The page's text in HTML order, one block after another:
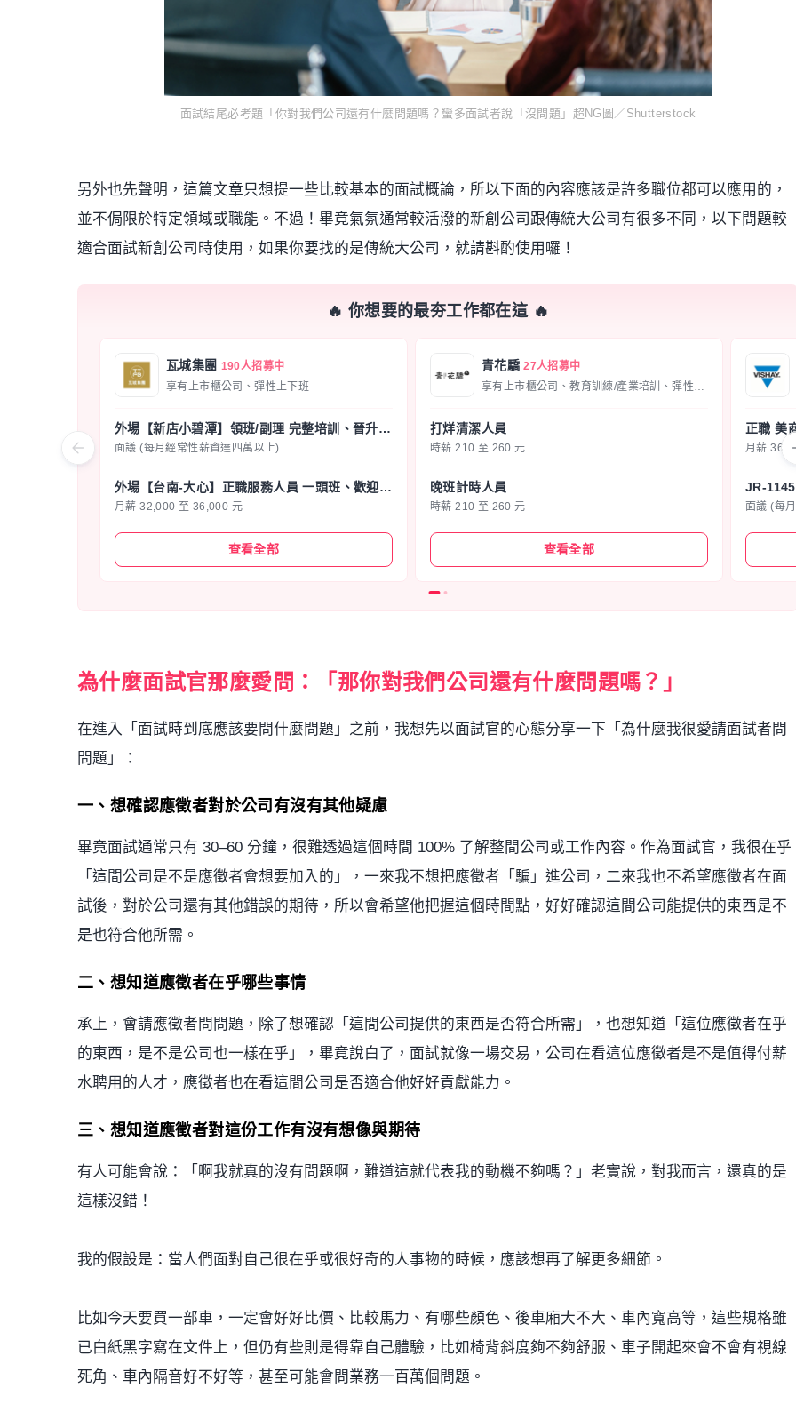
面試結尾必考題「你對我們公司還有什麼問題嗎？蠻多面試者說「沒問題」超NG圖／Shutterstock
另外也先聲明，這篇文章只想提一些比較基本的面試概論，所以下面的內容應該是許多職位都可以應用的，
並不侷限於特定領域或職能。不過！畢竟氣氛通常較活潑的新創公司跟傳統大公司有很多不同，以下問題較
適合面試新創公司時使用，如果你要找的是傳統大公司，就請斟酌使用囉！
🔥 你想要的最夯工作都在這 🔥
瓦城集團 190人招募中
享有上市櫃公司、彈性上下班
外場【新店小碧潭】領班/副理 完整培訓、晉升透明 – 瓦城集團★新展店
面議 (每月經常性薪資達四萬以上)
外場【台南-大心】正職服務人員 一頭班、歡迎新鮮人、二度就業
月薪 32,000 至 36,000 元
查看全部
青花驕 27人招募中
享有上市櫃公司、教育訓練/產業培訓、彈性上下班
打烊清潔人員
時薪 210 至 260 元
晚班計時人員
時薪 210 至 260 元
查看全部
正職 美
月薪
面議 (每
為什麼面試官那麼愛問：「那你對我們公司還有什麼問題嗎？」
在進入「面試時到底應該要問什麼問題」之前，我想先以面試官的心態分享一下「為什麼我很愛請面試者問
問題」：
一、想確認應徵者對於公司有沒有其他疑慮
畢竟面試通常只有 30–60 分鐘，很難透過這個時間 100% 了解整間公司或工作內容。作為面試官，我很在乎
「這間公司是不是應徵者會想要加入的」，一來我不想把應徵者「騙」進公司，二來我也不希望應徵者在面
試後，對於公司還有其他錯誤的期待，所以會希望他把握這個時間點，好好確認這間公司能提供的東西是不
是也符合他所需。
二、想知道應徵者在乎哪些事情
承上，會請應徵者問問題，除了想確認「這間公司提供的東西是否符合所需」，也想知道「這位應徵者在乎
的東西，是不是公司也一樣在乎」，畢竟說白了，面試就像一場交易，公司在看這位應徵者是不是值得付薪
水聘用的人才，應徵者也在看這間公司是否適合他好好貢獻能力。
三、想知道應徵者對這份工作有沒有想像與期待
有人可能會說：「啊我就真的沒有問題啊，難道這就代表我的動機不夠嗎？」老實說，對我而言，還真的是
這樣沒錯！
我的假設是：當人們面對自己很在乎或很好奇的人事物的時候，應該想再了解更多細節。
比如今天要買一部車，一定會好好比價、比較馬力、有哪些顏色、後車廂大不大、車內寬高等，這些規格雖
已白紙黑字寫在文件上，但仍有些則是得靠自己體驗，比如椅背斜度夠不夠舒服、車子開起來會不會有視線
死角、車內隔音好不好等，甚至可能會問業務一百萬個問題。